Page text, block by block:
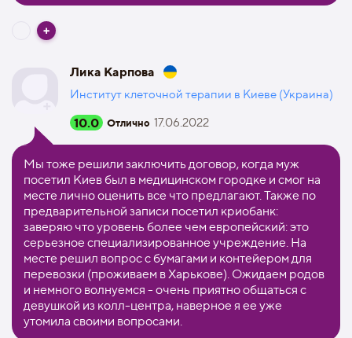
Лика Карпова
Институт клеточной терапии в Киеве (Украина)
10.0 Отлично 17.06.2022
Мы тоже решили заключить договор, когда муж
посетил Киев был в медицинском городке и смог на
месте лично оценить все что предлагают. Также по
предварительной записи посетил криобанк:
заверяю что уровень более чем европейский: это
серьезное специализированное учреждение. На
месте решил вопрос с бумагами и контейером для
перевозки (проживаем в Харькове). Ожидаем родов
и немного волнуемся - очень приятно общаться с
девушкой из колл-центра, наверное я ее уже
утомила своими вопросами.